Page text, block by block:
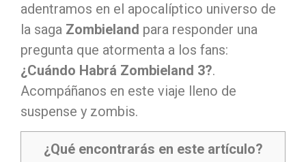
adentramos en el apocalíptico universo de
la saga Zombieland para responder una
pregunta que atormenta a los fans:
¿Cuándo Habrá Zombieland 3?.
Acompáñanos en este viaje lleno de
suspense y zombis.
¿Qué encontrarás en este artículo?